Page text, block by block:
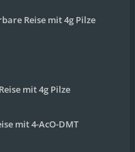
Reise mit 4g Pilze
mit 4g Pilze
mit 4-AcO-DMT